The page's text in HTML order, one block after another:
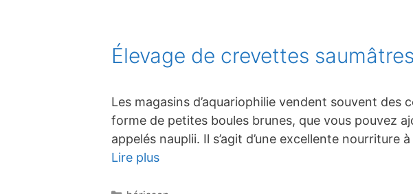
Élevage de crevettes
Les magasins d’aquariophilie vendent souvent
forme de petites boules brunes, que vous pouvez
appelés nauplii. Il s’agit d’une excellente
Lire plus